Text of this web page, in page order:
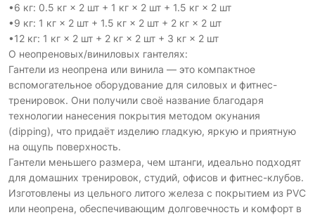
•6 кг: 0.5 кг × 2 шт + 1 кг × 2 шт + 1.5 кг × 2 шт
•9 кг: 1 кг × 2 шт + 1.5 кг × 2 шт + 2 кг × 2 шт
•12 кг: 1 кг × 2 шт + 2 кг × 2 шт + 3 кг × 2 шт
О неопреновых/виниловых гантелях:
Гантели из неопрена или винила — это компактное
вспомогательное оборудование для силовых и фитнес-
тренировок. Они получили своё название благодаря
технологии нанесения покрытия методом окунания
(dipping), что придаёт изделию гладкую, яркую и приятную
на ощупь поверхность.
Гантели меньшего размера, чем штанги, идеально подходят
для домашних тренировок, студий, офисов и фитнес-клубов.
Изготовлены из цельного литого железа с покрытием из PVC
или неопрена, обеспечивающим долговечность и комфорт в